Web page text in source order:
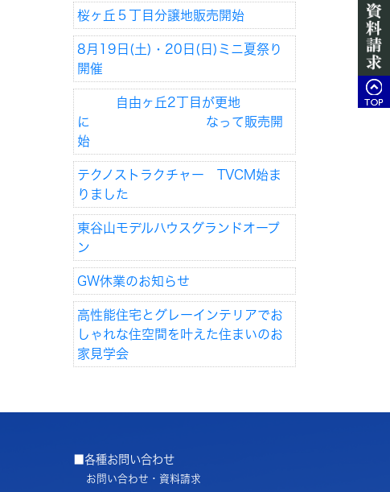
桜ヶ丘５丁目分譲地販売開始
8月19日(土)・20日(日)ミニ夏祭り
開催
自由ヶ丘2丁目が更地
に なって販売開
始
テクノストラクチャー TVCM始ま
りました
東谷山モデルハウスグランドオープ
ン
GW休業のお知らせ
高性能住宅とグレーインテリアでお
しゃれな住空間を叶えた住まいのお
家見学会
■各種お問い合わせ
お問い合わせ・資料請求